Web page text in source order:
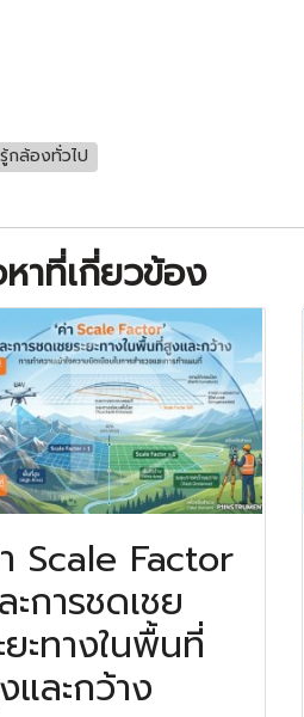
กล้องทั่วไป
หาที่เกี่ยวข้อง
Scale Factor
ะการชดเชย
ยะทางในพื้นที่
และกว้าง